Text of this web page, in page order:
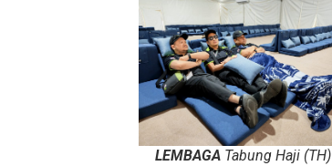
LEMBAGA Tabung Haji